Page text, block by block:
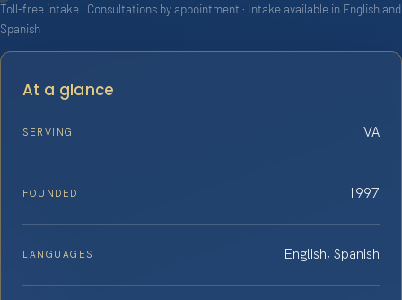
Toll-free intake · Consultations by appointment · Intake available in English and
Spanish
At a glance
SERVING VA
FOUNDED 1997
LANGUAGES English, Spanish